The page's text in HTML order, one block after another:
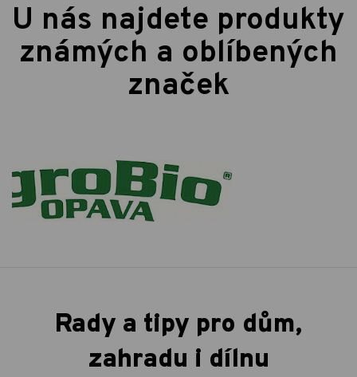
U nás najdete produkty
známých a oblíbených
značek
Rady a tipy pro dům,
zahradu i dílnu